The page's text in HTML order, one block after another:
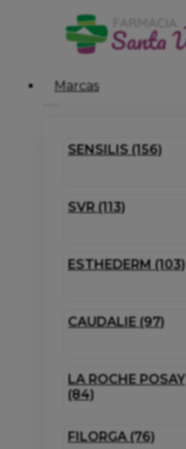
Marcas
SENSILIS (156)
SVR (113)
ESTHEDERM (103)
CAUDALIE (97)
LA ROCHE POSAY
(84)
FILORGA (76)